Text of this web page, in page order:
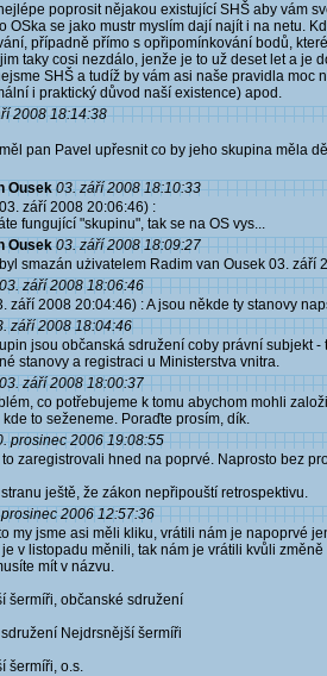
poprosit nějakou existující SHŠ aby vám
OSka se jako mustr myslím dají najít i na netu.
případně přímo s opřipomínkování bodů,
taky cosi nezdálo, jenže je to už deset let a je
SHŠ a tudíž by vám asi naše pravidla moc
i praktický důvod naší existence) apod.
2008 18:14:38
pan Pavel upřesnit co by jeho skupina měla
Ousek 03. září 2008 18:10:33
září 2008 20:06:46) :
fungující "skupinu", tak se na OS vys...
Ousek 03. září 2008 18:09:27
smazán użivatelem Radim van Ousek 03. září
03. září 2008 18:06:46
září 2008 20:04:46) : A jsou někde ty stanovy
září 2008 18:04:46
jsou občanská sdružení coby právní subjekt
stanovy a registraci u Ministerstva vnitra.
03. září 2008 18:00:37
co potřebujeme k tomu abychom mohli
kde to seženeme. Poraďte prosím, dík.
prosinec 2006 19:08:55
to zaregistrovali hned na poprvé. Naprosto bez
ještě, že zákon nepřipouští retrospektivu.
2006 12:57:36
my jsme asi měli kliku, vrátili nám je napoprvé
je v listopadu měnili, tak nám je vrátili kvůli
mít v názvu.
šermíři, občanské sdružení
Nejdrsnější šermíři
šermíři, o.s.